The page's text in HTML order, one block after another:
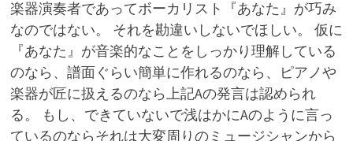
楽器演奏者であってボーカリスト『あなた』が巧み
なのではない。 それを勘違いしないでほしい。 仮に
『あなた』が音楽的なことをしっかり理解している
のなら、譜面ぐらい簡単に作れるのなら、ピアノや
楽器が匠に扱えるのなら上記Aの発言は認められ
る。 もし、できていないで浅はかにAのように言っ
ているのならそれは大変周りのミュージシャンから